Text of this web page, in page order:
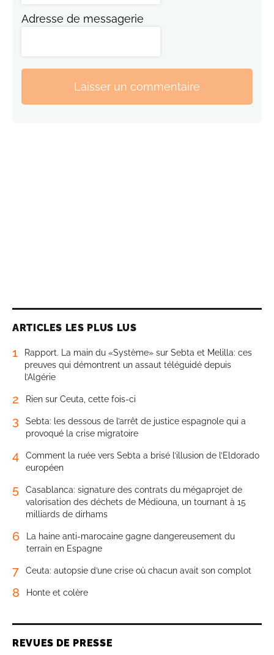
Adresse de messagerie
Laisser un commentaire
ARTICLES LES PLUS LUS
1
Rapport. La main du «Système» sur Sebta et Melilla: ces
preuves qui démontrent un assaut téléguidé depuis
l’Algérie
2 Rien sur Ceuta, cette fois-ci
3
Sebta: les dessous de l’arrêt de justice espagnole qui a
provoqué la crise migratoire
4
Comment la ruée vers Sebta a brisé l’illusion de l’Eldorado
européen
5
Casablanca: signature des contrats du mégaprojet de
valorisation des déchets de Médiouna, un tournant à 15
milliards de dirhams
6
La haine anti-marocaine gagne dangereusement du
terrain en Espagne
7 Ceuta: autopsie d’une crise où chacun avait son complot
8 Honte et colère
REVUES DE PRESSE